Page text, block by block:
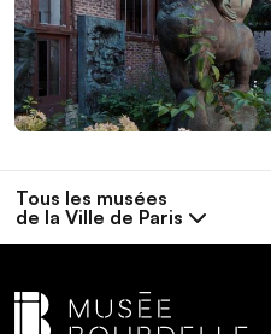
Tous les musées
de la Ville de Paris